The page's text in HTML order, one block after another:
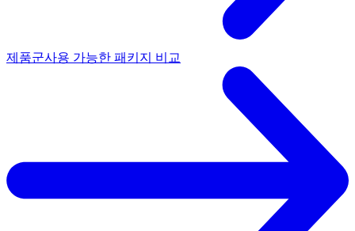
제품군사용 가능한 패키지 비교